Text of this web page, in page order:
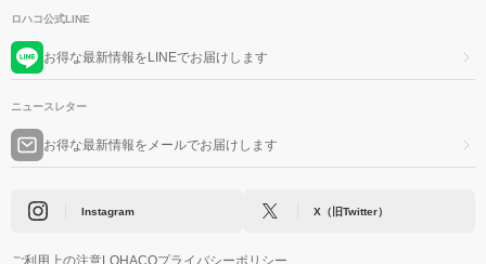
ロハコ公式LINE
お得な最新情報をLINEでお届けします
ニュースレター
お得な最新情報をメールでお届けします
Instagram X（旧Twitter）